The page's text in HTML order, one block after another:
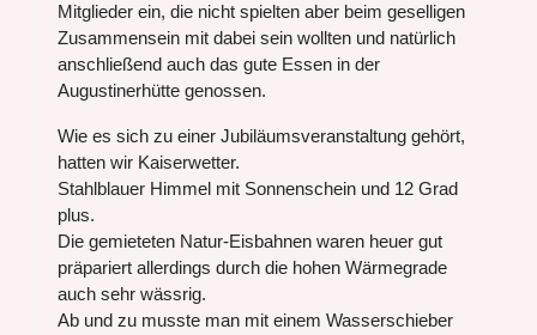
Mitglieder ein, die nicht spielten aber beim geselligen
Zusammensein mit dabei sein wollten und natürlich
anschließend auch das gute Essen in der
Augustinerhütte genossen.
Wie es sich zu einer Jubiläumsveranstaltung gehört,
hatten wir Kaiserwetter.
Stahlblauer Himmel mit Sonnenschein und 12 Grad
plus.
Die gemieteten Natur-Eisbahnen waren heuer gut
präpariert allerdings durch die hohen Wärmegrade
auch sehr wässrig.
Ab und zu musste man mit einem Wasserschieber